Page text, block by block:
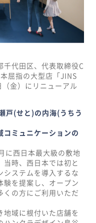
代田区、代表取締役C
屈指の大型店「JINS
金）にリニューアル
戸(せと)の内海(うちう
コミュニケーションの
に西日本最大級の敷地
時、西日本では初と
システムを導入するな
験を提案し、オープン
くの方にご利用いただ
域に根付いた店舗を